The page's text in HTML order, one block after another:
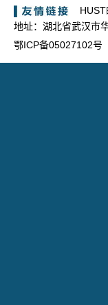
地址：湖北省武汉
鄂ICP备05027102号